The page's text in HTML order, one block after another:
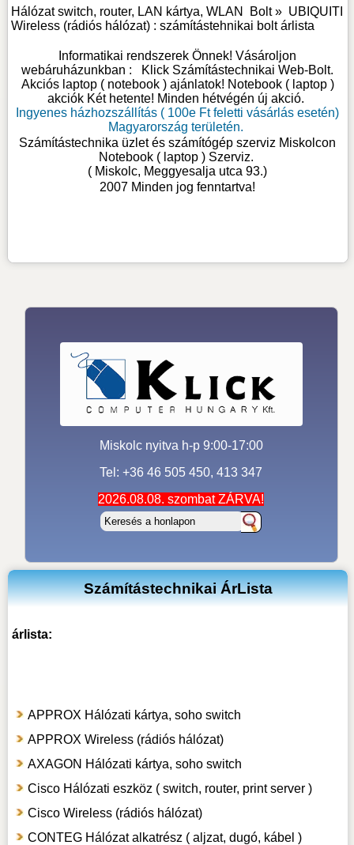
Hálózat switch, router, LAN kártya, WLAN Bolt » UBIQUITI
Wireless (rádiós hálózat) : számítástehnikai bolt árlista
Informatikai rendszerek Önnek! Vásároljon
webáruházunkban : Klick Számítástechnikai Web-Bolt.
Akciós laptop ( notebook ) ajánlatok! Notebook ( laptop )
akciók Két hetente! Minden hétvégén új akció.
Ingyenes házhozszállítás ( 100e Ft feletti vásárlás esetén)
Magyarország területén.
Számítástechnika üzlet és számítógép szerviz Miskolcon
Notebook ( laptop ) Szerviz.
( Miskolc, Meggyesalja utca 93.)
2007 Minden jog fenntartva!
Miskolc nyitva h-p 9:00-17:00
Tel: +36 46 505 450, 413 347
2026.08.08. szombat ZÁRVA!
Számítástechnikai ÁrLista
árlista:
APPROX Hálózati kártya, soho switch
APPROX Wireless (rádiós hálózat)
AXAGON Hálózati kártya, soho switch
Cisco Hálózati eszköz ( switch, router, print server )
Cisco Wireless (rádiós hálózat)
CONTEG Hálózat alkatrész ( aljzat, dugó, kábel )